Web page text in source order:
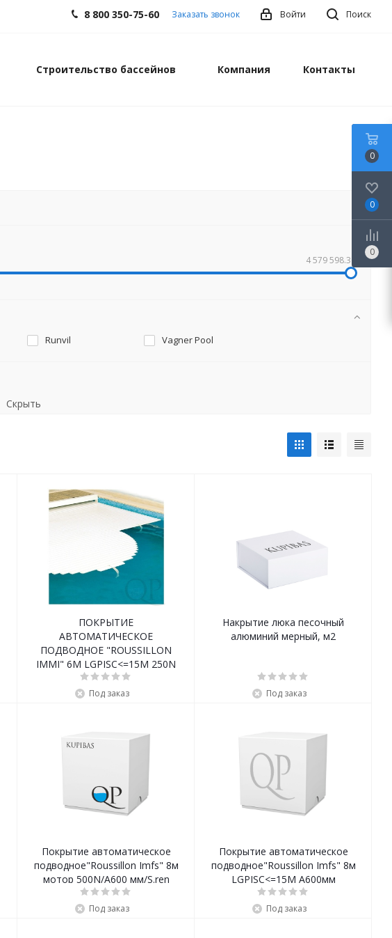
Поиск
Войти
8 800 350-75-60 Заказать звонок
Строительство бассейнов Компания Контакты
4 579 598.36
Runvil Vagner Pool
Скрыть
ПОКРЫТИЕ
АВТОМАТИЧЕСКОЕ
ПОДВОДНОЕ "ROUSSILLON
IMMI" 6M LGPISC<=15M 250N
AFDC
Под заказ
Накрытие люка песочный
алюминий мерный, м2
Под заказ
Покрытие автоматическое
подводное"Roussillon Imfs" 8м
мотор 500N/A600 мм/S.ren
Под заказ
Покрытие автоматическое
подводное"Roussillon Imfs" 8м
LGPISC<=15M A600мм
Под заказ
0
0
0